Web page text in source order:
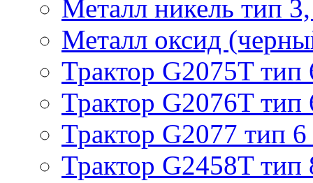
Металл никель тип
Металл оксид
Трактор G2075T тип
Трактор G2076T тип
Трактор G2077 тип 6
Трактор G2458T тип